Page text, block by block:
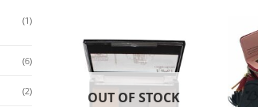
(1)
(6)
(2) OUT OF STOCK